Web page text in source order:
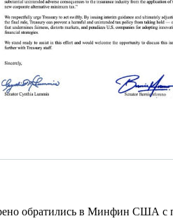
обратились в Минфин США с